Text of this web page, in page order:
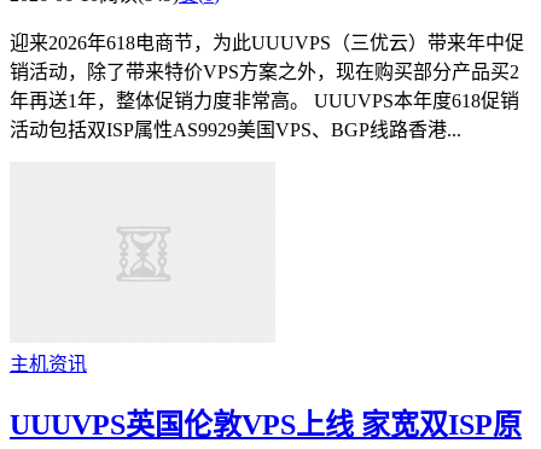
迎来2026年618电商节，为此UUUVPS（三优云）带来年中促
销活动，除了带来特价VPS方案之外，现在购买部分产品买2
年再送1年，整体促销力度非常高。 UUUVPS本年度618促销
活动包括双ISP属性AS9929美国VPS、BGP线路香港...
主机资讯
UUUVPS英国伦敦VPS上线 家宽双ISP原